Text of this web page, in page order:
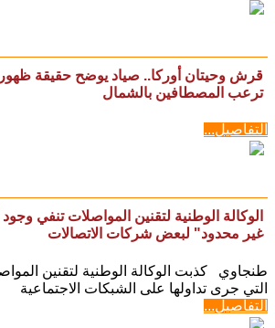
قرش وحيتان أوركا.. صياد يوضح حقيقة
ترعب المصطافين بالشمال
التفاصيل...
الوكالة الوطنية لتقنين المواصلات تنفي
غير محدود" لبعض شركات الاتصالات
طنجاوي كذبت الوكالة الوطنية لتقنين
التي جرى تداولها على الشبكات الاجتماعية
التفاصيل...